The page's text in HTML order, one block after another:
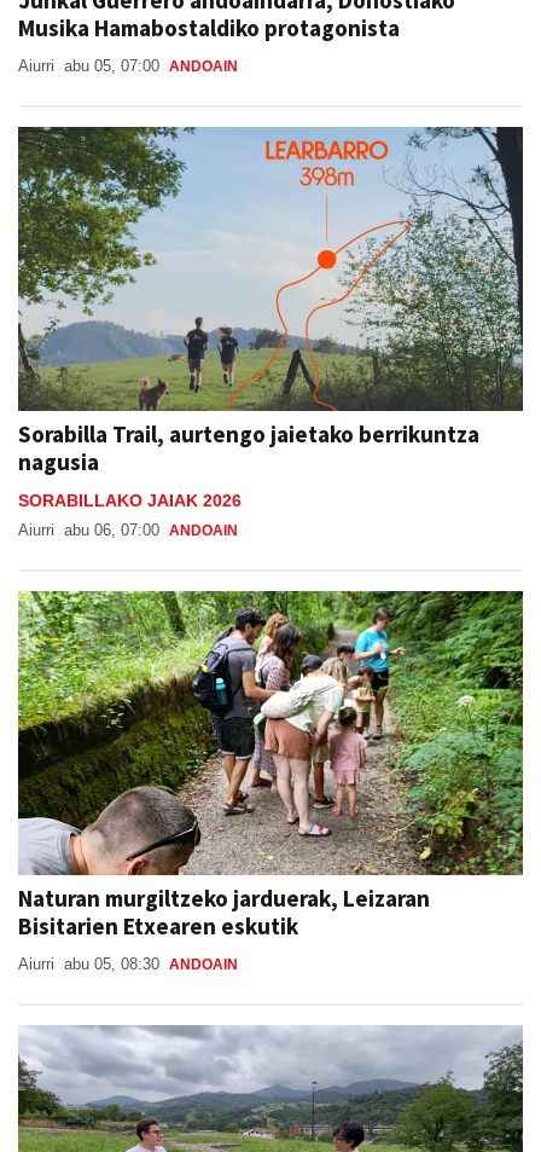
Musika Hamabostaldiko protagonista
Aiurri abu 05, 07:00 ANDOAIN
Sorabilla Trail, aurtengo jaietako berrikuntza
nagusia
SORABILLAKO JAIAK 2026
Aiurri abu 06, 07:00 ANDOAIN
Naturan murgiltzeko jarduerak, Leizaran
Bisitarien Etxearen eskutik
Aiurri abu 05, 08:30 ANDOAIN